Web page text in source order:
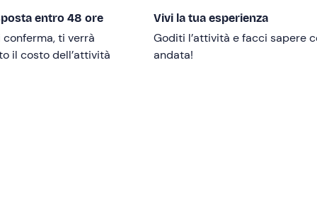
devono essere accompagnati da un adulto responsabile.
entro 48 ore
conferma, ti verrà
il costo dell’attività
Vivi la tua esperienza
Goditi l’attività e facci sapere
andata!